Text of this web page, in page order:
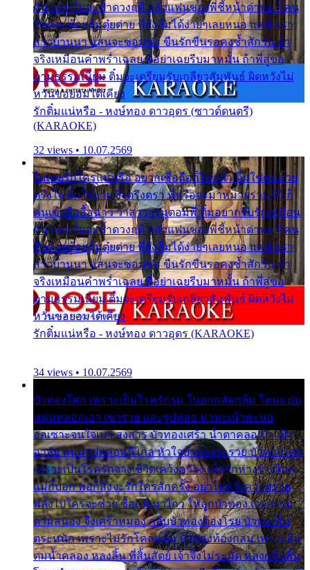
กัน แต่หวั่นจะช้ำดวงฤดี กลัวแฟนของพี่ชี้หน้าด่าทอ ก็คน
ชื่อต๋อยต้อยตุ้มตุ๋ยต่าย พี่ยังลืมได้ง่ายๆเลยหนอ แค่ตัวเรา
สาวบ้านนา แสนจะซอมซ่อ ขืนรักขืนรอคงช้ำสักวัน ถ้า
จริงเหมือนคำพร่ำเฉลย พี่อย่าเฉยรีบมาหมั้น ถ้าพี่สู่ขอ
ตามธรรมเนียม ติ๋มจะเตรียมรับเกลียวสัมพันธ์ ผิดหวังไม่
หวั่นขอยอมได้เคียง
รักติ๋มแน่หรือ - หงษ์ทอง ดาวอุดร (ซาวด์ดนตรี)
(KARAOKE)
32 views • 10.07.2569
ไม่เคยรักใครแน่หรือ อยากเชื่อถือก็ไม่กล้า ติ๋มใช่คนสวย
ตรึงใจ ติ๋มใช่งามซึ้งตรึงตรา พี่หรือจะมาหมายร่วมชีวี ก็
คนเขาลืออื้อฉาว ว่าสาวๆรุมตอมพี่ ติ๋มอยากรับรักเหมือน
กัน แต่หวั่นจะช้ำดวงฤดี กลัวแฟนของพี่ชี้หน้าด่าทอ ก็คน
ชื่อต๋อยต้อยตุ้มตุ๋ยต่าย พี่ยังลืมได้ง่ายๆเลยหนอ แค่ตัวเรา
สาวบ้านนา แสนจะซอมซ่อ ขืนรักขืนรอคงช้ำสักวัน ถ้า
จริงเหมือนคำพร่ำเฉลย พี่อย่าเฉยรีบมาหมั้น ถ้าพี่สู่ขอ
ตามธรรมเนียม ติ๋มจะเตรียมรับเกลียวสัมพันธ์ ผิดหวังไม่
หวั่นขอยอมได้เคียง
รักติ๋มแน่หรือ - หงษ์ทอง ดาวอุดร (KARAOKE)
34 views • 10.07.2569
บัวทองโศก เพราะเป็นโรครักรุม ในอกกลัดกลุ้ม โดนแฟน
หนุ่มหลอกเอา เขารวย และรูปหล่อ มาพะเน้าพะนอ
ออเซาะจนใจเบา สงสาร บัวทองเศร้า น้ำตาคลอเบ้า เฝ้า
อาลัย หนุ่มรูปหล่อหนีไกล หัวใจบัวทองระรวย บัวทองโศก
เพราะเป็นโรครักจาง ชีวิตเคว้งคว้าง เมื่อรักห่างร้างไกล
แม่ก็บอก พ่อก็สั่งจะรักใครสักครั้ง อย่าไปหวังความรวย
พลั้งไปใครจะช่วย ซื้อเปลมาไกว ให้ลูกบัวทอง เวรกรรม
ตามสนอง จึงเศร้าหมอง กลีบบัวทองต้องโรย บัวทองไม่
ตระหนัก เพราะไม่รักโคลนตม บัวทองท้องกลม เพราะลืม
ตมน้ำคลอง หลงลิ้น ที่สิ้นสัตย์ เจ้าจึงไม่ระมัด หลงกลิ่นลิ้น